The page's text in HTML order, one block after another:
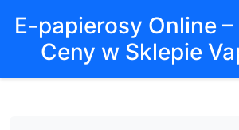
E-papierosy Online
Ceny w Sklepie